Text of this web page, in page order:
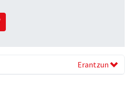
Erantzun